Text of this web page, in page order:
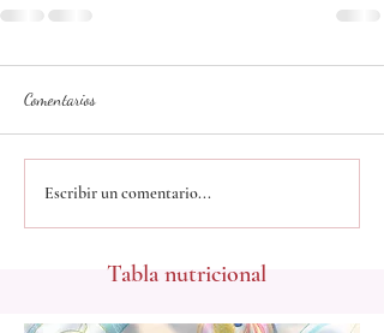
Comentarios
Escribir un comentario...
Tabla nutricional